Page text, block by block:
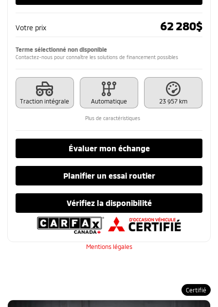
Votre prix 62 280$
Terme sélectionné non disponible
Contactez-nous pour connaître les solutions de financement possibles
Traction intégrale Automatique 23 957 km
Plus de caractéristiques
Évaluer mon échange
Planifier un essai routier
Vérifiez la disponibilité
Mentions légales
Certifié